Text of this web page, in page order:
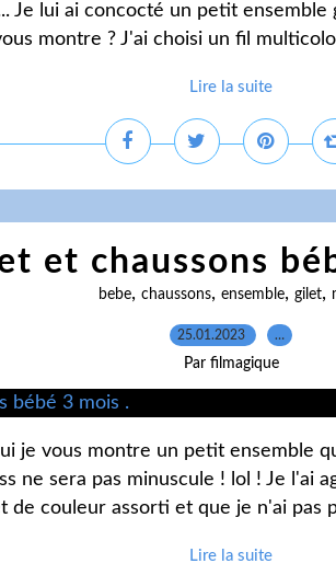
Je lui ai concocté un petit ensemble
montre ? J'ai choisi un fil
Lire la suite
et chaussons
bebe, chaussons, ensemble, gilet,
25.01.2023 …
Par filmagique
je vous montre un petit ensemble
ne sera pas minuscule ! lol ! Je l'ai
de couleur assorti et que je n'ai pas
Lire la suite